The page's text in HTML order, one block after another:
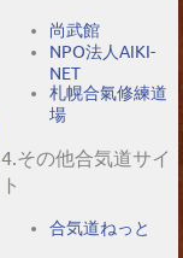
尚武館
NPO法人AIKI-
NET
札幌合氣修練道
場
4.その他合気道サイ
ト
合気道ねっと